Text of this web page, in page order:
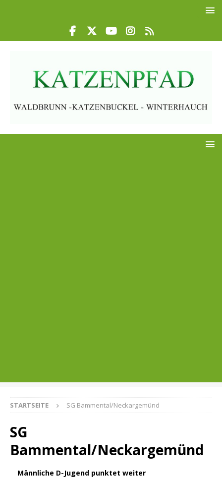
STARTSEITE SG Bammental/Neckargemünd
SG
Bammental/Neckargemünd
Männliche D-Jugend punktet weiter